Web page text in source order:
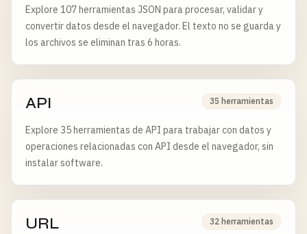
Explore 107 herramientas JSON para procesar, validar y
convertir datos desde el navegador. El texto no se guarda y
los archivos se eliminan tras 6 horas.
API 35 herramientas
Explore 35 herramientas de API para trabajar con datos y
operaciones relacionadas con API desde el navegador, sin
instalar software.
URL 32 herramientas